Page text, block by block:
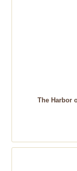
The Harbor